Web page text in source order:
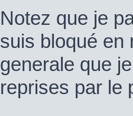
Notez que je
suis bloqué en
generale que
reprises par le